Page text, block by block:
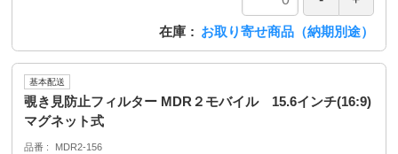
在庫 お取り寄せ商品（納期別途）
基本配送
覗き見防止フィルター MDR２モバイル 15.6インチ(16:9)
マグネット式
品番
MDR2-156